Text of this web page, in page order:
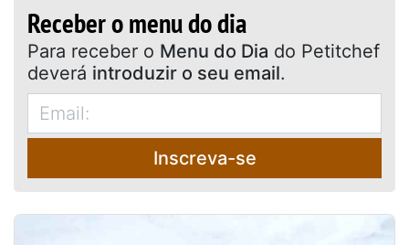
Receber o menu do dia
Para receber o Menu do Dia do Petitchef
deverá introduzir o seu email.
Inscreva-se